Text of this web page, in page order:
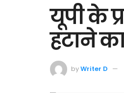
यूपी के
हटाने
byWriter D